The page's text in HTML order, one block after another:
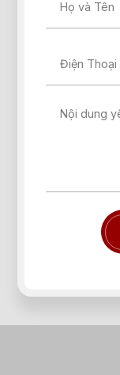
Họ và Tên
Điện Thoại
Nội dung